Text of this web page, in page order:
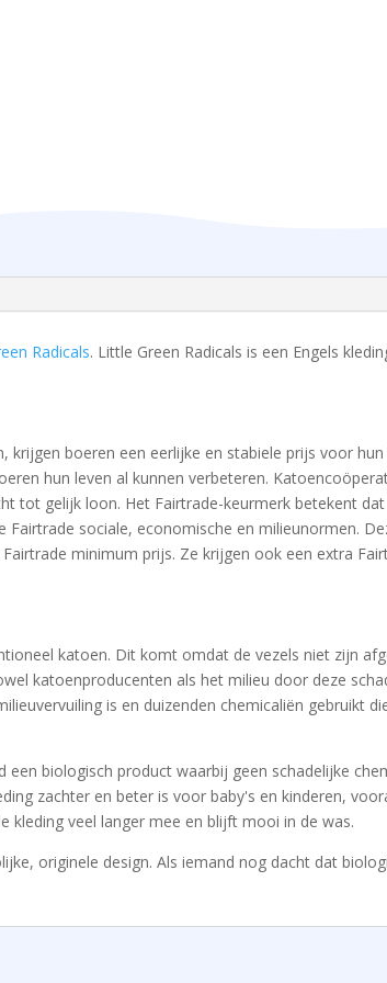
Radicals. Little Green Radicals is een Engels
krijgen boeren een eerlijke en stabiele prijs voor
hun leven al kunnen verbeteren.
tot gelijk loon. Het Fairtrade-keurmerk betekent
Fairtrade sociale, economische en milieunormen.
minimum prijs. Ze krijgen ook een extra
katoen. Dit komt omdat de vezels niet zijn
katoenproducenten als het milieu door deze
is en duizenden chemicaliën gebruikt
biologisch product waarbij geen schadelijke
zachter en beter is voor baby's en kinderen,
kleding veel langer mee en blijft mooi in de was.
originele design. Als iemand nog dacht dat